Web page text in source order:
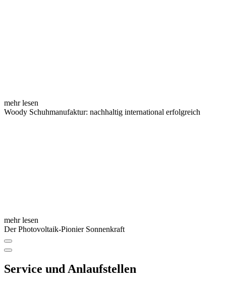
mehr lesen
Woody Schuhmanufaktur: nachhaltig international erfolgreich
mehr lesen
Der Photovoltaik-Pionier Sonnenkraft
Service und Anlaufstellen